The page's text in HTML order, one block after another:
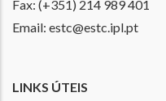
Fax: (+351) 214 989 401
Email: estc@estc.ipl.pt
LINKS ÚTEIS